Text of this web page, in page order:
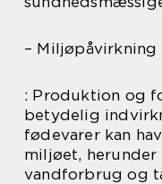
– Miljøpåvirkning
: Produktion og
betydelig
fødevarer kan
miljøet, herunder
vandforbrug og